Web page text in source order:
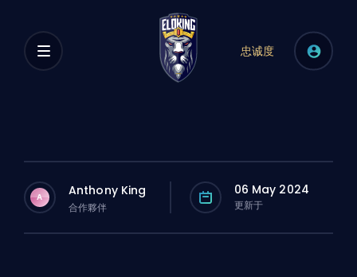
忠诚度
A Anthony King
合作夥伴
06 May 2024
更新于